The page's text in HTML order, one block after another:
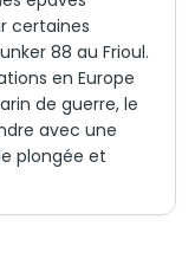
certaines
88 au Frioul.
en Europe
de guerre, le
avec une
plongée et